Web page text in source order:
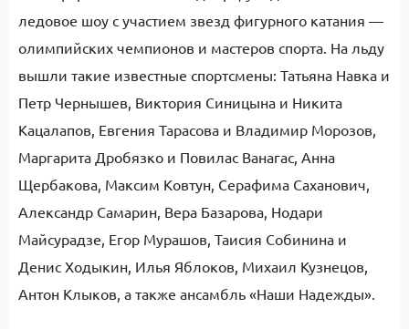
ледовое шоу с участием звезд фигурного катания —
олимпийских чемпионов и мастеров спорта. На льду
вышли такие известные спортсмены: Татьяна Навка и
Петр Чернышев, Виктория Синицына и Никита
Кацалапов, Евгения Тарасова и Владимир Морозов,
Маргарита Дробязко и Повилас Ванагас, Анна
Щербакова, Максим Ковтун, Серафима Саханович,
Александр Самарин, Вера Базарова, Нодари
Майсурадзе, Егор Мурашов, Таисия Собинина и
Денис Ходыкин, Илья Яблоков, Михаил Кузнецов,
Антон Клыков, а также ансамбль «Наши Надежды».